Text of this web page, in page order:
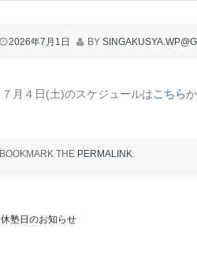
2026年7月1日 BY
７月４日(土)のスケジュールはこちら
BOOKMARK THE PERMALINK.
休塾日のお知らせ